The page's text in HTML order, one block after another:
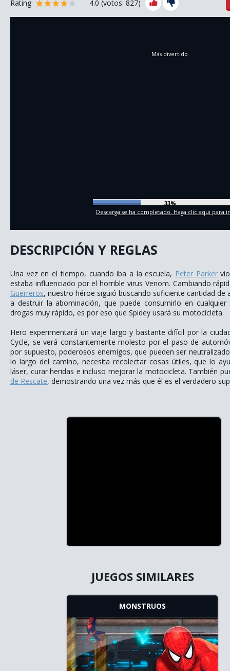
Rating 4.0 (votos: 827)
Más divertido
36%
Descarga se ha completado. Haga clic aqui para
DESCRIPCIÓN Y REGLAS
Una vez en el tiempo, cuando iba a la escuela, Peter Parkervio
estaba influenciado por el horrible virus Venom. Cambiando
Guerreros, nuestro héroe siguió buscando suficiente cantidad de
a destruir la abominación, que puede consumirlo en cualquier
drogas muy rápido, es por eso que Spidey usará su motocicleta.
Hero experimentará un viaje largo y bastante difícil por la
Cycle, se verá constantemente molesto por el paso de
por supuesto, poderosos enemigos, que pueden ser
lo largo del camino, necesita recolectar cosas útiles, que lo
láser, curar heridas e incluso mejorar la motocicleta. También
de Rescate, demostrando una vez más que él es el verdadero
JUEGOS SIMILARES
MONSTRUOS